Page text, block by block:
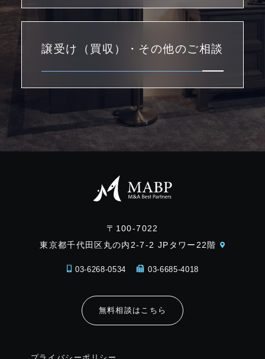
譲受け（買収）・その他のご相談
〒100-7022
東京都千代田区丸の内2-7-2 JPタワー22階
03-6268-0534 03-6685-4018
無料相談はこちら